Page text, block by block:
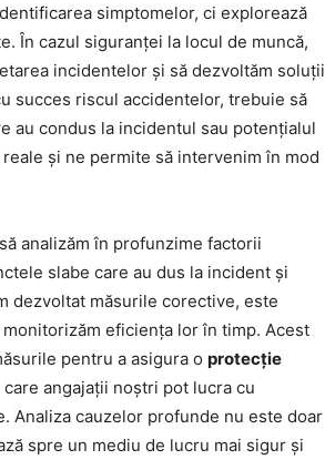
simptomelor, ci explorează
În cazul siguranței la locul de muncă,
incidentelor și să dezvoltăm soluții
succes riscul accidentelor, trebuie să
au condus la incidentul sau potențialul
și ne permite să intervenim în mod
analizăm în profunzime factorii
slabe care au dus la incident și
dezvoltat măsurile corective, este
eficiența lor în timp. Acest
pentru a asigura o protecție
angajații noștri pot lucra cu
Analiza cauzelor profunde nu este doar
spre un mediu de lucru mai sigur și